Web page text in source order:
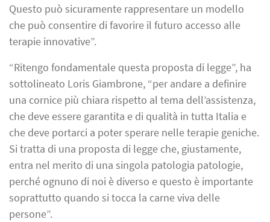
Questo può sicuramente rappresentare un modello
che può consentire di favorire il futuro accesso alle
terapie innovative”.
“Ritengo fondamentale questa proposta di legge”, ha
sottolineato Loris Giambrone, “per andare a definire
una cornice più chiara rispetto al tema dell’assistenza,
che deve essere garantita e di qualità in tutta Italia e
che deve portarci a poter sperare nelle terapie geniche.
Si tratta di una proposta di legge che, giustamente,
entra nel merito di una singola patologia patologie,
perché ognuno di noi è diverso e questo è importante
soprattutto quando si tocca la carne viva delle
persone”.